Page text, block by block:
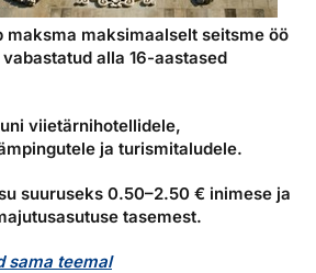
maksma maksimaalselt seitsme öö
alla 16-aastased
viietärnihotellidele,
ja turismitaludele.
suuruseks 0.50–2.50 € inimese ja
tasemest.
sama teemal